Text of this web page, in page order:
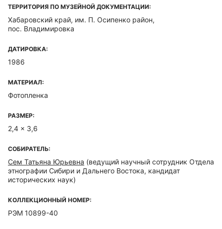
ТЕРРИТОРИЯ ПО МУЗЕЙНОЙ ДОКУМЕНТАЦИИ:
Хабаровский край, им. П. Осипенко район,
пос. Владимировка
ДАТИРОВКА:
1986
МАТЕРИАЛ:
Фотопленка
РАЗМЕР:
2,4 x 3,6
СОБИРАТЕЛЬ:
Сем Татьяна Юрьевна (ведущий научный сотрудник Отдела
этнографии Сибири и Дальнего Востока, кандидат
исторических наук)
КОЛЛЕКЦИОННЫЙ НОМЕР:
РЭМ 10899-40